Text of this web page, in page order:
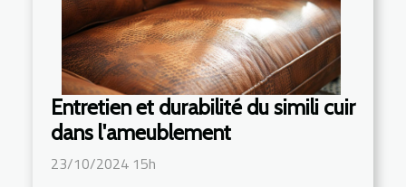
Entretien et durabilité du simili cuir
dans l'ameublement
23/10/2024 15h